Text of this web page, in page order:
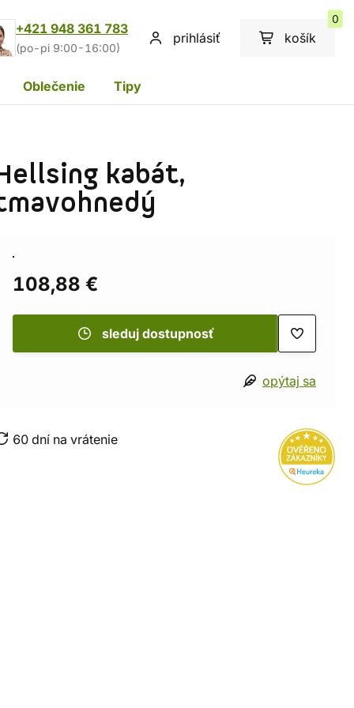
+421 948 361 783
(po-pi 9:00-16:00)
prihlásiť košík
0
Oblečenie Tipy
kabát,
108,88 €
sleduj dostupnosť
opýtaj sa
60 dní na vrátenie